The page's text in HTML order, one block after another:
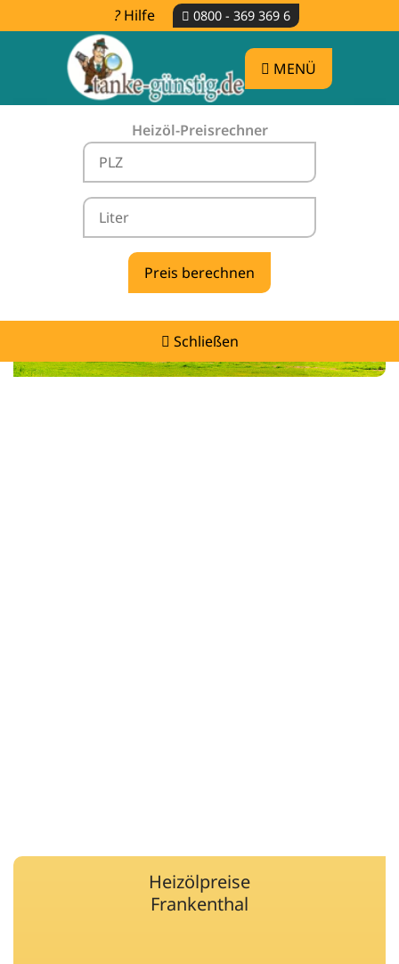
Hilfe 0800 - 369 369 6
MENÜ
Heizöl-Preisrechner
Schließen
Heizölpreise Frankenthal -
vergleichen & günstig tanken
Heizölpreise
Frankenthal